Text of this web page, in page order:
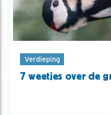
Verdieping
7 weetjes over de